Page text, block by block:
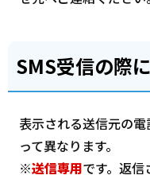
SMS受信の際
表示される送信元の
って異なります。
※送信専用です。返